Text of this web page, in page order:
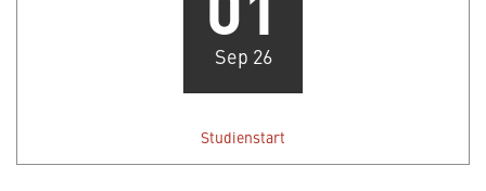
Sep 26
Studienstart